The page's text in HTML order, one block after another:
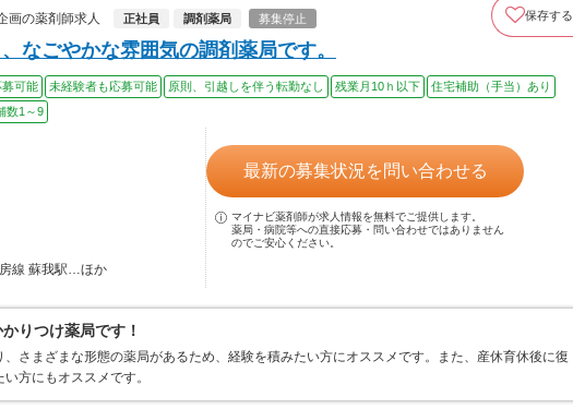
画の薬剤師求人
正社員 調剤薬局 募集停止 保存する
なごやかな雰囲気の調剤薬局です。
募可能 未経験者も応募可能 原則、引越しを伴う転勤なし 残業月10ｈ以下
住宅補助（手当）あり
数1～9
線 蘇我駅…ほか
最新の募集状況を問い合わせる
マイナビ薬剤師が求人情報を無料でご提供します。
薬局・病院等への直接応募・問い合わせではありません
のでご安心ください。
りつけ薬局です！
さまざまな形態の薬局があるため、経験を積みたい方にオススメです。また、産休育休後に復
方にもオススメです。